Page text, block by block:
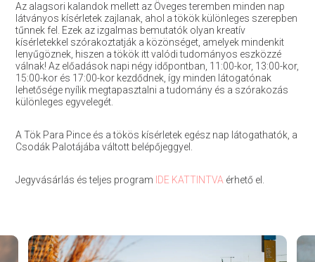
Az alagsori kalandok mellett az Öveges teremben minden nap
látványos kísérletek zajlanak, ahol a tökök különleges szerepben
tűnnek fel. Ezek az izgalmas bemutatók olyan kreatív
kísérletekkel szórakoztatják a közönséget, amelyek mindenkit
lenyűgöznek, hiszen a tökök itt valódi tudományos eszközzé
válnak! Az előadások napi négy időpontban, 11:00-kor, 13:00-kor,
15:00-kor és 17:00-kor kezdődnek, így minden látogatónak
lehetősége nyílik megtapasztalni a tudomány és a szórakozás
különleges egyvelegét.
A Tök Para Pince és a tökös kísérletek egész nap látogathatók, a
Csodák Palotájába váltott belépőjeggyel.
Jegyvásárlás és teljes program IDE KATTINTVA érhető el.